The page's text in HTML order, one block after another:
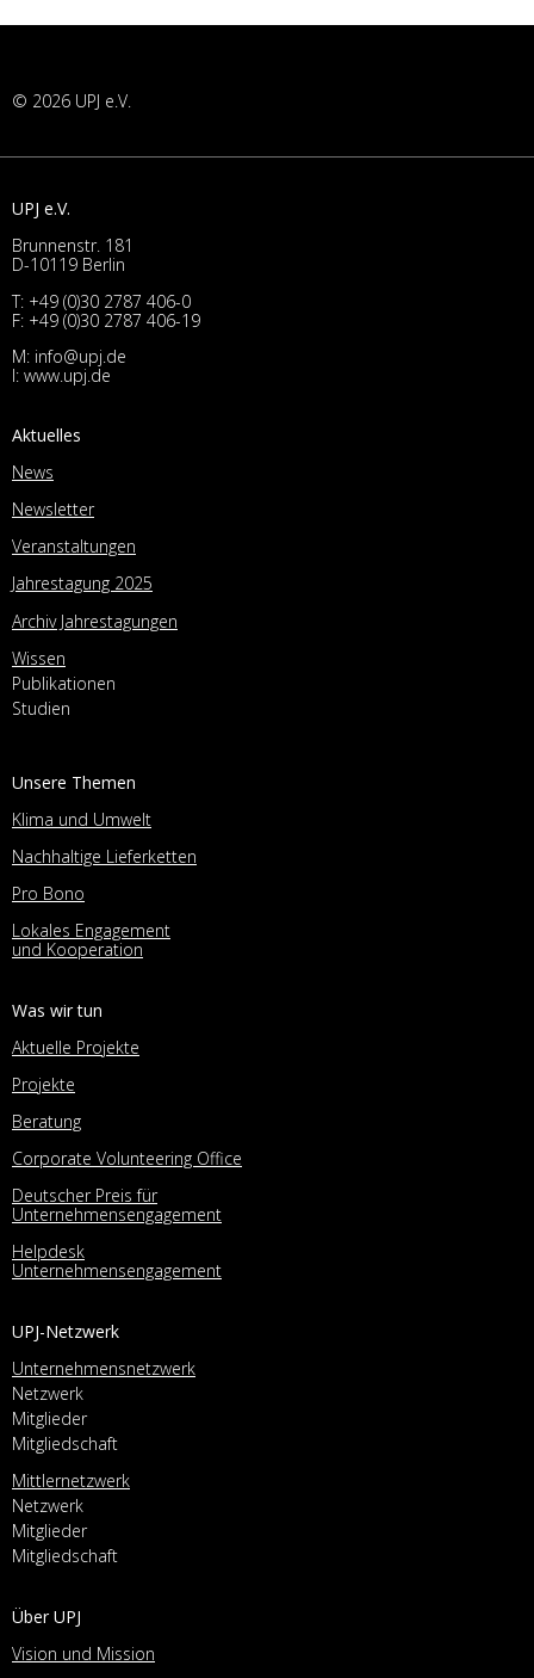
© 2026 UPJ e.V.
UPJ e.V.
Brunnenstr. 181
D-10119 Berlin
T: +49 (0)30 2787 406-0
F: +49 (0)30 2787 406-19
M: info@upj.de
I: www.upj.de
Aktuelles
News
Newsletter
Veranstaltungen
Jahrestagung 2025
Archiv Jahrestagungen
Wissen
Publikationen
Studien
Unsere Themen
Klima und Umwelt
Nachhaltige Lieferketten
Pro Bono
Lokales Engagement
und Kooperation
Was wir tun
Aktuelle Projekte
Projekte
Beratung
Corporate Volunteering Office
Deutscher Preis für
Unternehmensengagement
Helpdesk
Unternehmensengagement
UPJ-Netzwerk
Unternehmensnetzwerk
Netzwerk
Mitglieder
Mitgliedschaft
Mittlernetzwerk
Netzwerk
Mitglieder
Mitgliedschaft
Über UPJ
Vision und Mission